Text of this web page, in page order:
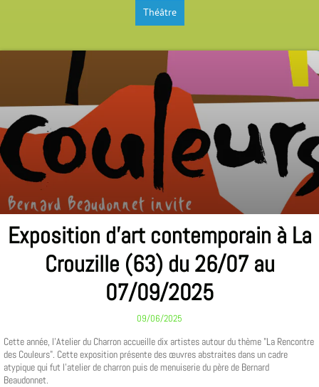
Théâtre
Exposition d'art contemporain à La
Crouzille (63) du 26/07 au
07/09/2025
09/06/2025
Cette année, l'Atelier du Charron accueille dix artistes autour du thème "La Rencontre
des Couleurs". Cette exposition présente des œuvres abstraites dans un cadre
atypique qui fut l'atelier de charron puis de menuiserie du père de Bernard
Beaudonnet.